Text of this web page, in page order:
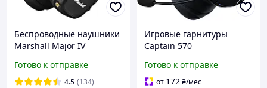
Беспроводные наушники
Marshall Major IV
телефона и компьютера /
Маршал мажор 4
Готово к отправке
4.5 (134)
Игровые гарнитуры
Captain 570
PS4, Mac, Switch, ПК,
компьютера
Готово к отправке
от 172₴/мес